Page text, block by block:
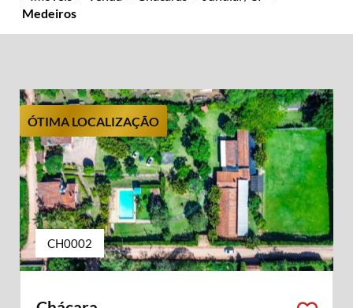
Medeiros
ÓTIMA LOCALIZAÇÃO
CH0002